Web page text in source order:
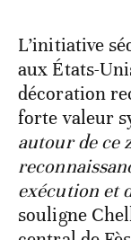
L’initiative
aux États-
décoration
forte valeur
autour de ce
exécution et
souligne